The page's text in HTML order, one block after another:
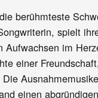
berühmteste
spielt
Aufwachsen im
einer
einen